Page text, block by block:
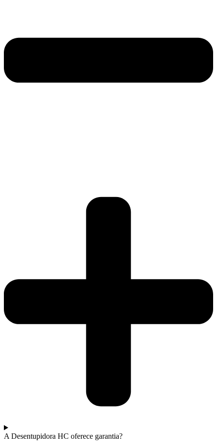
A Desentupidora HC oferece garantia?